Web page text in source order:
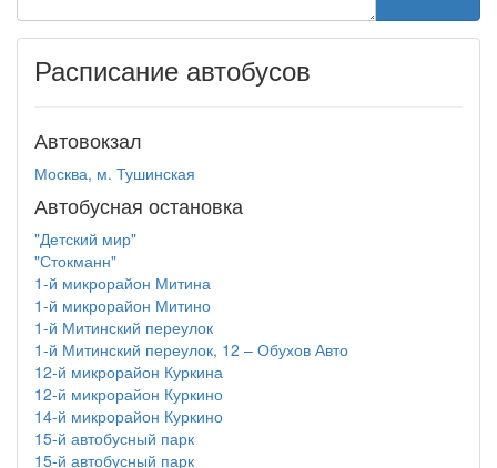
Расписание автобусов
Автовокзал
Москва, м. Тушинская
Автобусная остановка
"Детский мир"
"Стокманн"
1-й микрорайон Митина
1-й микрорайон Митино
1-й Митинский переулок
1-й Митинский переулок, 12 – Обухов Авто
12-й микрорайон Куркина
12-й микрорайон Куркино
14-й микрорайон Куркино
15-й автобусный парк
15-й автобусный парк